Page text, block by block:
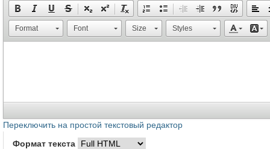
Format Font Size Styles
Переключить на простой текстовый редактор
Формат текста